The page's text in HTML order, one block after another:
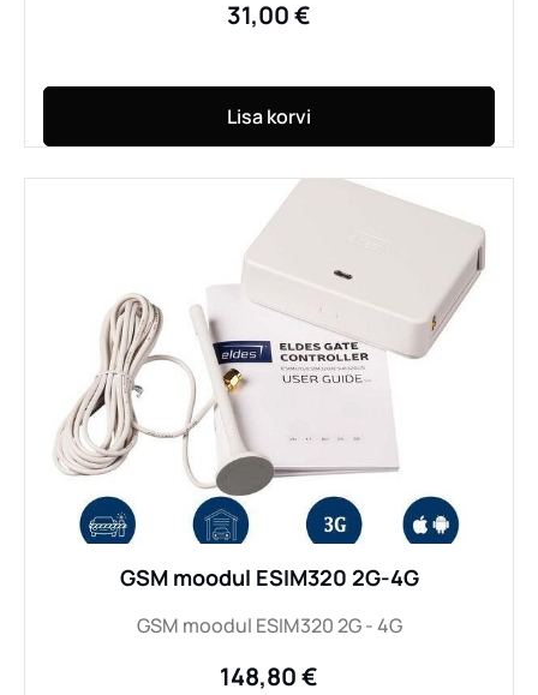
31,00€
Lisa korvi
GSM moodul ESIM320 2G-4G
GSM moodul ESIM320 2G - 4G
148,80€